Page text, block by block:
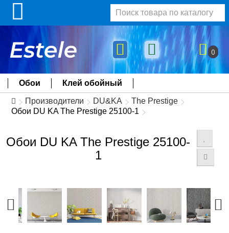
0
Обои Клей обойный
Производители DU&KA
The Prestige
Обои DU KA The Prestige 25100-1
Обои DU KA The Prestige 25100-
1